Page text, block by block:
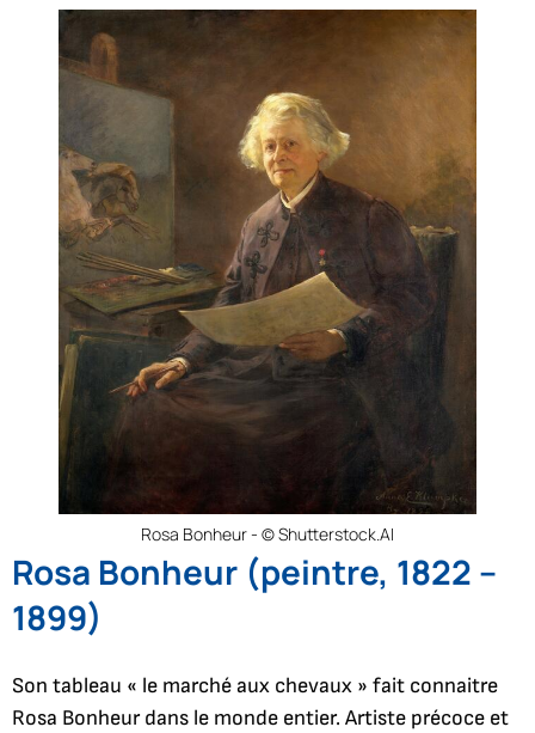
Rosa Bonheur - © Shutterstock.AI
Rosa Bonheur (peintre, 1822 –
1899)
Son tableau « le marché aux chevaux » fait connaitre
Rosa Bonheur dans le monde entier. Artiste précoce et